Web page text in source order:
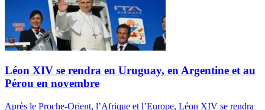
Léon XIV se rendra en Uruguay, en Argentine et au
Pérou en novembre
Après le Proche-Orient, l’Afrique et l’Europe, Léon XIV se rendra